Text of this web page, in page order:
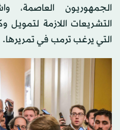
الجمهوريون العاصمة،
التشريعات اللازمة لتمويل
التي يرغب ترمب في تمريرها.